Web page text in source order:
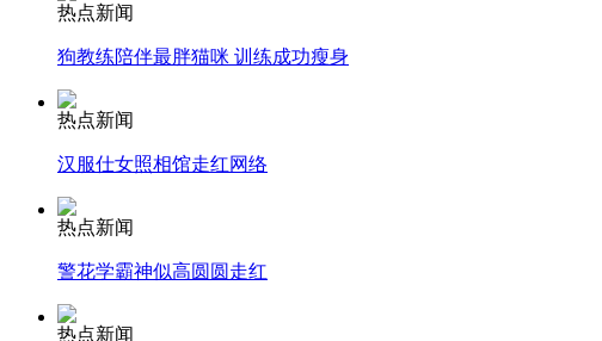
纽约上演“枕头大战”
司机酒驾遇交警 急速倒车逃窜
热点新闻
狗教练陪伴最胖猫咪 训练成功瘦身
热点新闻
汉服仕女照相馆走红网络
热点新闻
警花学霸神似高圆圆走红
热点新闻